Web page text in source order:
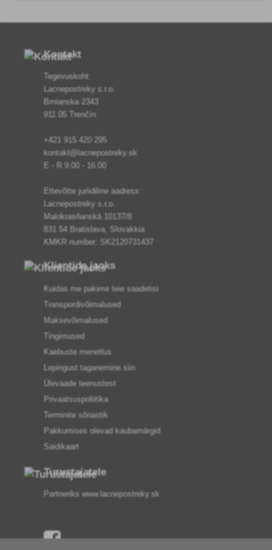
Kontakt
Tegevuskoht:
Lacnepostreky s.r.o.
Brnianska 2343
911 05 Trenčín
+421 915 420 295
kontakt@lacnepostreky.sk
E - R 9:00 - 16:00
Ettevõtte juriidiline aadress:
Lacnepostreky s.r.o.
Malokrasňanská 10137/8
831 54 Bratislava, Slovakkia
KMKR number: SK2120731437
Klientide jaoks
Kuidas me pakime teie saadetisi
Transpordivõimalused
Maksevõimalused
Tingimused
Kaebuste menetlus
Lepingust taganemine siin
Ülevaade teenustest
Privaatsuspoliitika
Terminite sõnastik
Pakkumises olevad kaubamärgid
Saidikaart
Turustajatele
Partneriks www.lacnepostreky.sk